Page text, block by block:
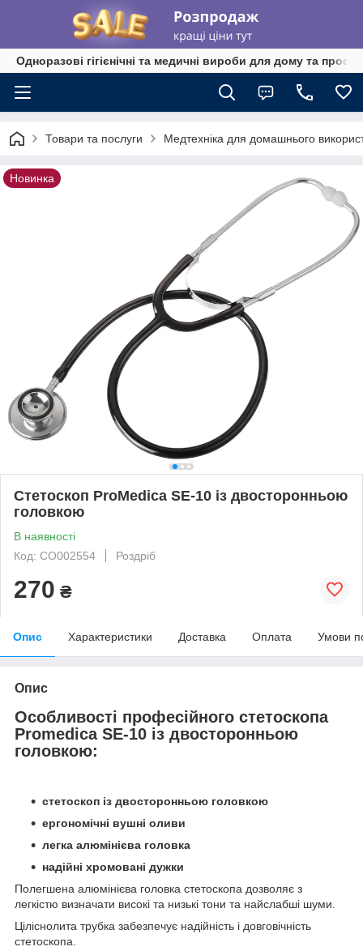
Одноразові гігієнічні та медичні вироби для дому та
Товари та послуги Медтехніка для домашнього
Новинка
Стетоскоп ProMedica SE-10 із двосторонньою
головкою
В наявності
Код: CO002554
Роздріб
270 ₴
Опис Характеристики Доставка Оплата Умови
Опис
Особливості професійного стетоскопа
Promedica SE-10 із двосторонньою
головкою:
стетоскоп із двосторонньою головкою
ергономічні вушні оливи
легка алюмінієва головка
надійні хромовані дужки
Полегшена алюмінієва головка стетоскопа дозволяє з
легкістю визначати високі та низькі тони та найслабші шуми.
Ціліснолита трубка забезпечує надійність і довговічність
стетоскопа.